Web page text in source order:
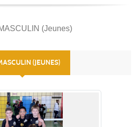
(Jeunes)
(JEUNES)